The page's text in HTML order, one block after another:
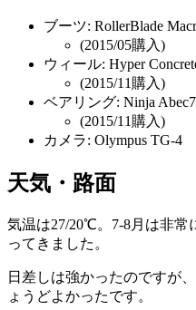
ブーツ: RollerBlade
(2015/05購入)
ウィール: Hyper
(2015/11購入)
ベアリング: Ninja
(2015/11購入)
カメラ: Olympus TG-4
天気・路面
気温は27/20℃。7-8月は非常
ってきました。
日差しは強かったのですが
ょうどよかったです。